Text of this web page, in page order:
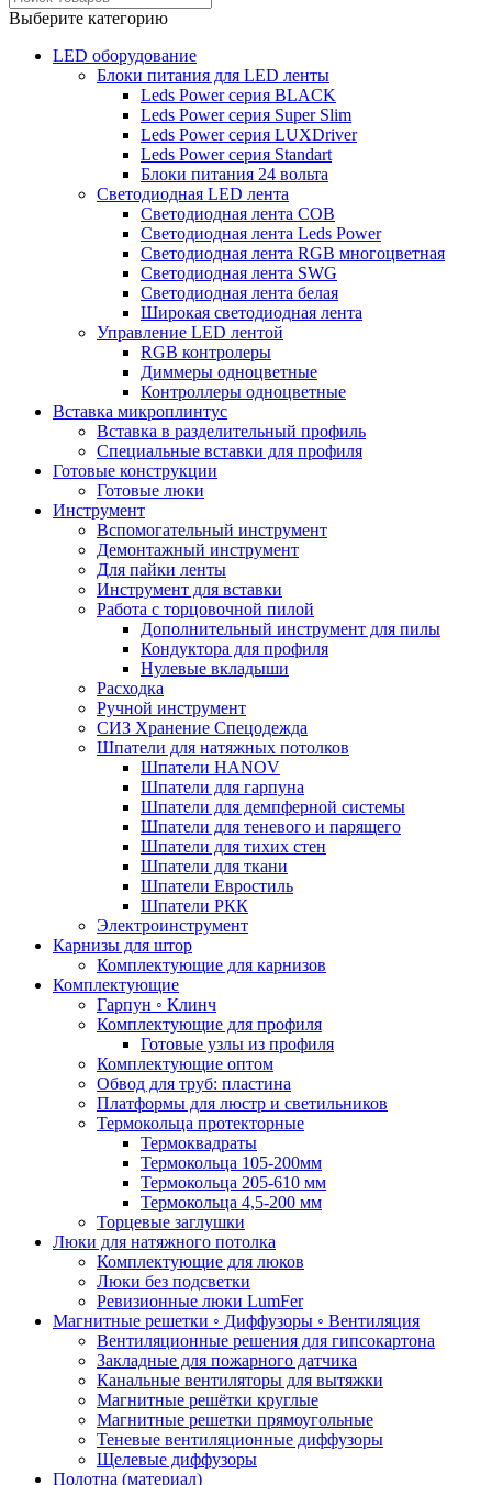
Выберите категорию
LED оборудование
Блоки питания для LED ленты
Leds Power cерия BLACK
Leds Power cерия Super Slim
Leds Power серия LUXDriver
Leds Power серия Standart
Блоки питания 24 вольта
Светодиодная LED лента
Светодиодная лента COB
Светодиодная лента Leds Power
Светодиодная лента RGB многоцветная
Светодиодная лента SWG
Светодиодная лента белая
Широкая светодиодная лента
Управление LED лентой
RGB контролеры
Диммеры одноцветные
Контроллеры одноцветные
Вставка микроплинтус
Вставка в разделительный профиль
Специальные вставки для профиля
Готовые конструкции
Готовые люки
Инструмент
Вспомогательный инструмент
Демонтажный инструмент
Для пайки ленты
Инструмент для вставки
Работа с торцовочной пилой
Дополнительный инструмент для пилы
Кондуктора для профиля
Нулевые вкладыши
Расходка
Ручной инструмент
СИЗ Хранение Спецодежда
Шпатели для натяжных потолков
Шпатели HANOV
Шпатели для гарпуна
Шпатели для демпферной системы
Шпатели для теневого и парящего
Шпатели для тихих стен
Шпатели для ткани
Шпатели Евростиль
Шпатели РКК
Электроинструмент
Карнизы для штор
Комплектующие для карнизов
Комплектующие
Гарпун ◦ Клинч
Комплектующие для профиля
Готовые узлы из профиля
Комплектующие оптом
Обвод для труб: пластина
Платформы для люстр и светильников
Термокольца протекторные
Термоквадраты
Термокольца 105-200мм
Термокольца 205-610 мм
Термокольца 4,5-200 мм
Торцевые заглушки
Люки для натяжного потолка
Комплектующие для люков
Люки без подсветки
Ревизионные люки LumFer
Магнитные решетки ◦ Диффузоры ◦ Вентиляция
Вентиляционные решения для гипсокартона
Закладные для пожарного датчика
Канальные вентиляторы для вытяжки
Магнитные решётки круглые
Магнитные решетки прямоугольные
Теневые вентиляционные диффузоры
Щелевые диффузоры
Полотна (материал)